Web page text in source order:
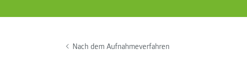
Nach dem Aufnahmeverfahren